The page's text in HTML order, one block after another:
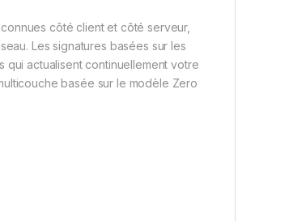
côté client et côté serveur,
Les signatures basées sur les
qui actualisent continuellement votre
basée sur le modèle Zero